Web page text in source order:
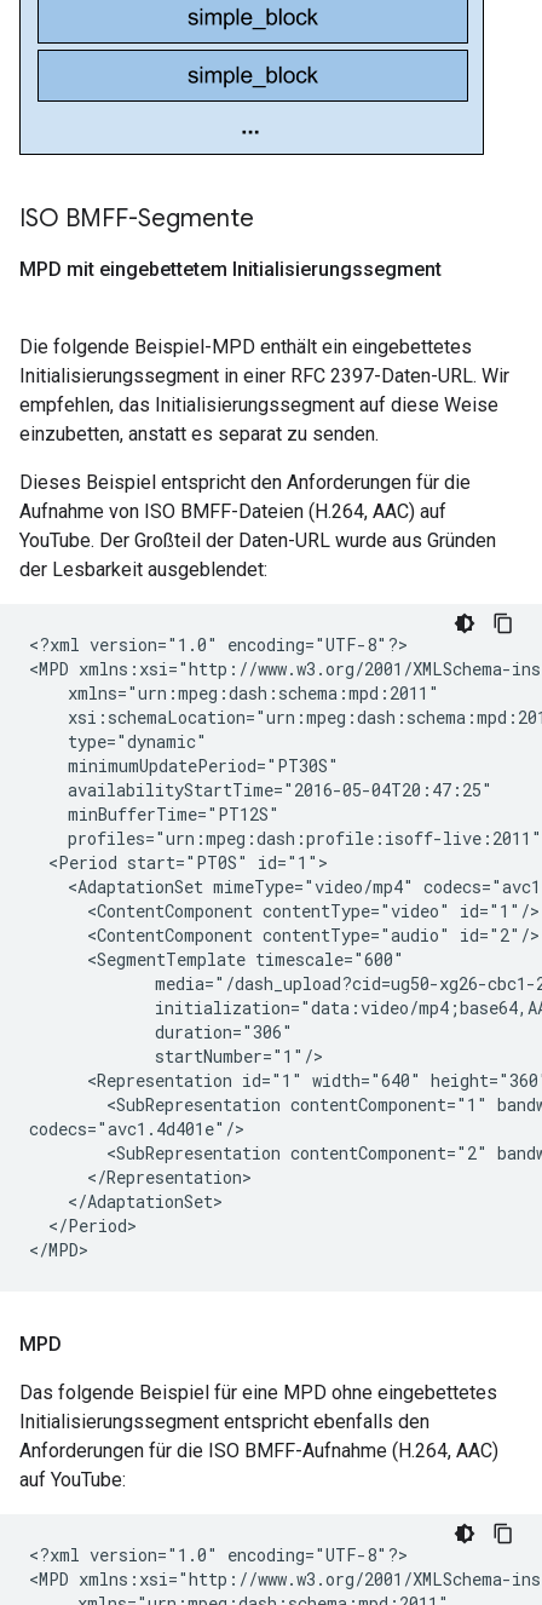
ISO BMFF-Segmente
MPD mit eingebettetem Initialisierungssegment
Die folgende Beispiel-MPD enthält ein eingebettetes
Initialisierungssegment in einer RFC 2397-Daten-URL. Wir
empfehlen, das Initialisierungssegment auf diese Weise
einzubetten, anstatt es separat zu senden.
Dieses Beispiel entspricht den Anforderungen für die
Aufnahme von ISO BMFF-Dateien (H.264, AAC) auf
YouTube. Der Großteil der Daten-URL wurde aus Gründen
der Lesbarkeit ausgeblendet:
<?xml version="1.0"
encoding="UTF-8"?>
<MPD
xmlns="urn:mpeg:dash:schema:mpd:2011"
minimumUpdatePeriod="PT30S"
availabilityStartTime="2016-05-04T20:47:25"
minBufferTime="PT12S"
<Period start="PT0S"
<AdaptationSet mimeType="video/mp4"
<ContentComponent contentType="video"
<ContentComponent contentType="audio"
<SegmentTemplate
<Representation id="1" width="640"
<SubRepresentation contentComponent="1"
<SubRepresentation contentComponent="2"
</Period>
</MPD>
MPD
Das folgende Beispiel für eine MPD ohne eingebettetes
Initialisierungssegment entspricht ebenfalls den
Anforderungen für die ISO BMFF-Aufnahme (H.264, AAC)
auf YouTube:
<?xml version="1.0"
encoding="UTF-8"?>
<MPD